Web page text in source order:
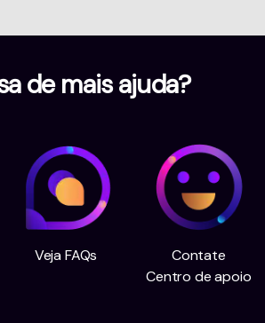
de mais ajuda?
Veja FAQs
Contate
Centro de apoio